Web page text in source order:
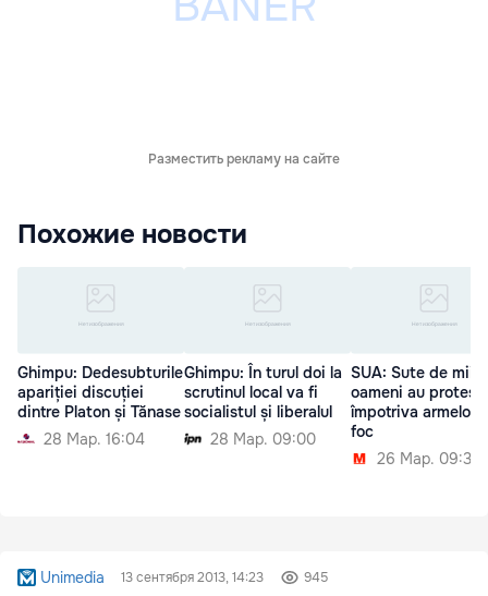
Разместить рекламу на сайте
Похожие новости
Ghimpu: Dedesubturile
apariției discuției
dintre Platon și Tănase
28 Мар. 16:04
Ghimpu: În turul doi la
scrutinul local va fi
socialistul și liberalul
28 Мар. 09:00
SUA: Sute de mii
oameni au
împotriva armelor
foc
26 Мар. 09:34
Unimedia 13 сентября 2013, 14:23 945